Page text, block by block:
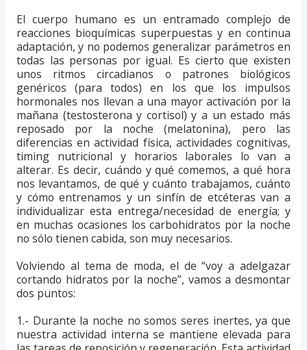
El cuerpo humano es un entramado complejo de
reacciones bioquímicas superpuestas y en continua
adaptación, y no podemos generalizar parámetros en
todas las personas por igual. Es cierto que existen
unos ritmos circadianos o patrones biológicos
genéricos (para todos) en los que los impulsos
hormonales nos llevan a una mayor activación por la
mañana (testosterona y cortisol) y a un estado más
reposado por la noche (melatonina), pero las
diferencias en actividad física, actividades cognitivas,
timing nutricional y horarios laborales lo van a
alterar. Es decir, cuándo y qué comemos, a qué hora
nos levantamos, de qué y cuánto trabajamos, cuánto
y cómo entrenamos y un sinfín de etcéteras van a
individualizar esta entrega/necesidad de energía; y
en muchas ocasiones los carbohidratos por la noche
no sólo tienen cabida, son muy necesarios.
Volviendo al tema de moda, el de “voy a adelgazar
cortando hidratos por la noche”, vamos a desmontar
dos puntos:
1.- Durante la noche no somos seres inertes, ya que
nuestra actividad interna se mantiene elevada para